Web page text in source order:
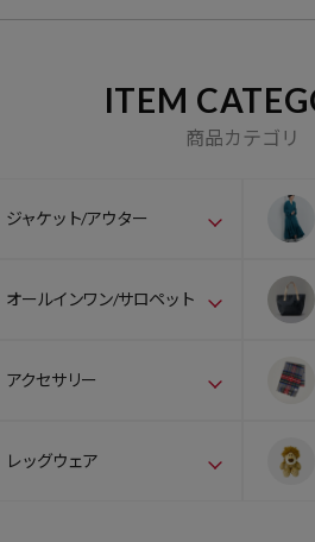
ITEM
商品カテゴリ
ジャケット/アウター
オールインワン/サロペット
アクセサリー
レッグウェア